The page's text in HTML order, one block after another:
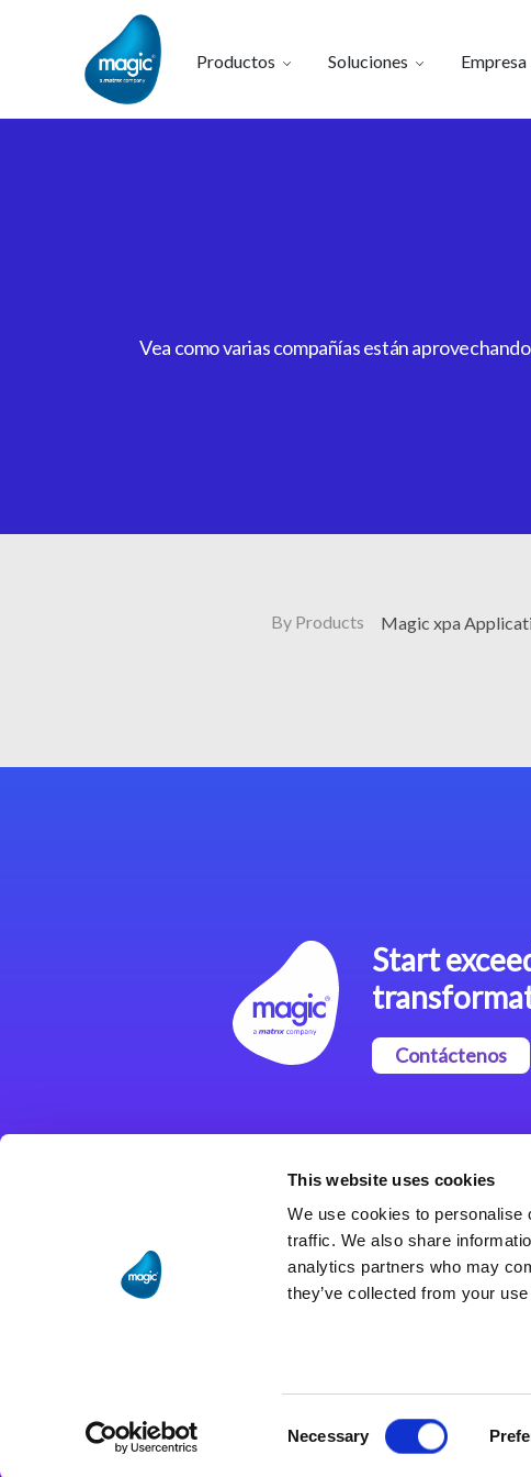
This website uses cookies
We use cookies to personalise
traffic. We also share
analytics partners who may
they’ve collected from your
Necessary
Productos Soluciones Empresa
Vea como varias compañías están
By Products Magic xpa
Start
Contáctenos
Integración
Soluciones de integración
de